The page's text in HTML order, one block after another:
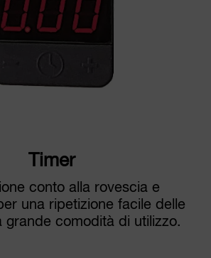
Timer
conto alla rovescia e
una ripetizione facile delle
grande comodità di utilizzo.